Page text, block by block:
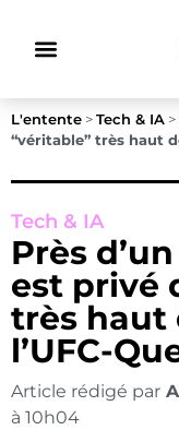
L'entente > Tech & IA >
“véritable” très haut
Tech & IA
Près
est privé
très haut
l’UFC-
Article rédigé par
à 10h04